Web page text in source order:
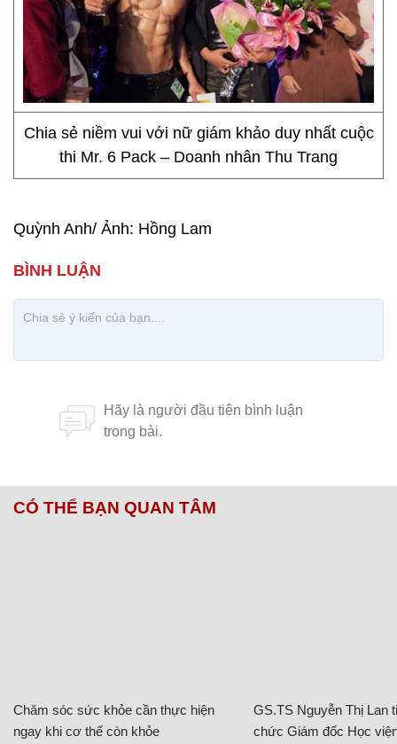
Chia sẻ niềm vui với nữ giám khảo duy nhất cuộc
thi Mr. 6 Pack – Doanh nhân Thu Trang
Quỳnh Anh/ Ảnh: Hồng Lam
CÓ THỂ BẠN QUAN TÂM
Chăm sóc sức khỏe cần thực hiện
ngay khi cơ thể còn khỏe
GS.TS Nguyễn Thị Lan
chức Giám đốc Học